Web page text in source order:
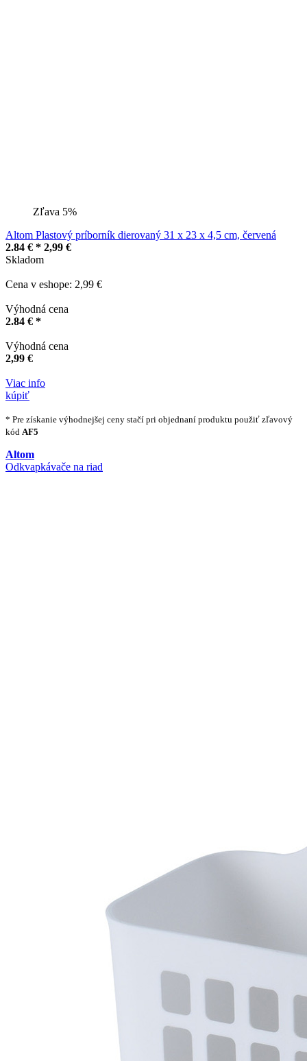
Zľava 5%
Altom Plastový príborník dierovaný 31 x 23 x 4,5 cm, červená
2.84 € * 2,99 €
Skladom
Cena v eshope: 2,99 €
Výhodná cena
2.84 € *
Výhodná cena
2,99 €
Viac info
kúpiť
* Pre získanie výhodnejšej ceny stačí pri objednaní produktu použiť zľavový
kód AF5
Altom
Odkvapkávače na riad